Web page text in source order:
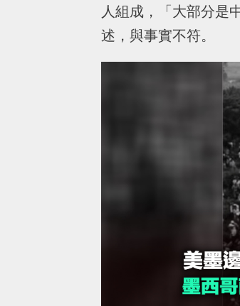
人組成，「大部分是
述，與事實不符。